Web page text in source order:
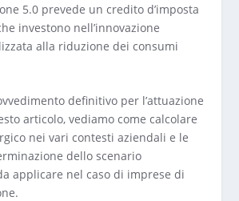
5.0 prevede un credito d’imposta
investono nell’innovazione
alla riduzione dei consumi
definitivo per l’attuazione
articolo, vediamo come calcolare
nei vari contesti aziendali e le
dello scenario
applicare nel caso di imprese di